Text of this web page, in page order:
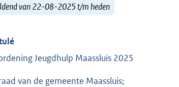
van 22-08-2025 t/m heden
Jeugdhulp Maassluis 2025
van de gemeente Maassluis;